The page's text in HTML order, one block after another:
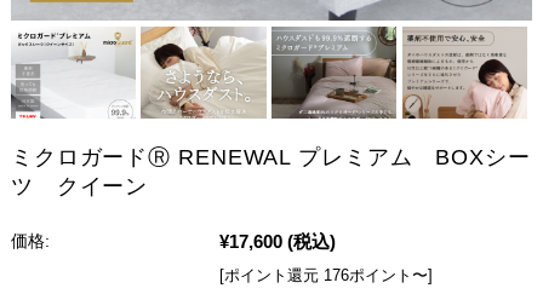
ミクロガードⓇ RENEWAL プレミアム BOXシー
ツ クイーン
価格: ¥17,600 (税込)
[ポイント還元 176ポイント〜]